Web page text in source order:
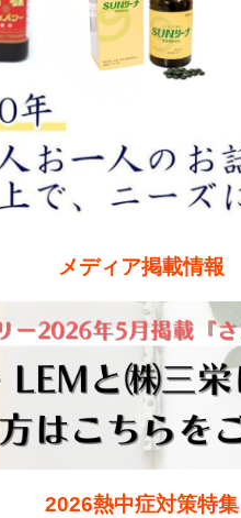
メディア掲載情報
2026熱中症対策特集